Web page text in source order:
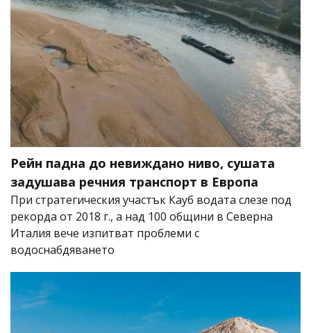
Рейн падна до невиждано ниво, сушата
задушава речния транспорт в Европа
При стратегическия участък Кауб водата слезе под
рекорда от 2018 г., а над 100 общини в Северна
Италия вече изпитват проблеми с
водоснабдяването